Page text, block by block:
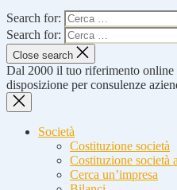
Search for:
Search for:
Close search
Dal 2000 il tuo riferimento online
disposizione per consulenze
Società
Costituzione società
Costituzione società
Cerca un’impresa